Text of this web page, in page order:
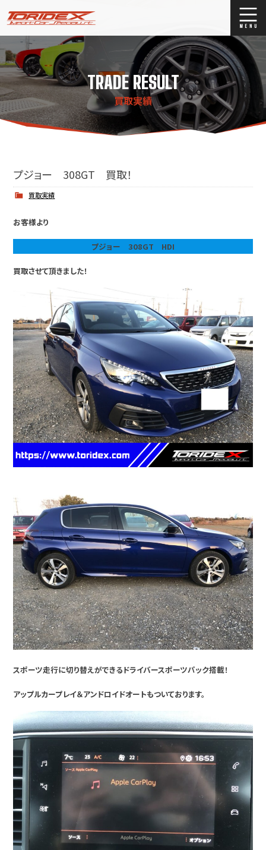
ブログ
Stock list
ストックリスト
買取
TRADE RESULT
買取実績
プジョー 308GT 買取！
買取実績
お客様より
プジョー 308GT HDI
買取させて頂きました！
スポーツ走行に切り替えができるドライバースポーツパック搭載！
アップルカープレイ＆アンドロイドオートもついております。